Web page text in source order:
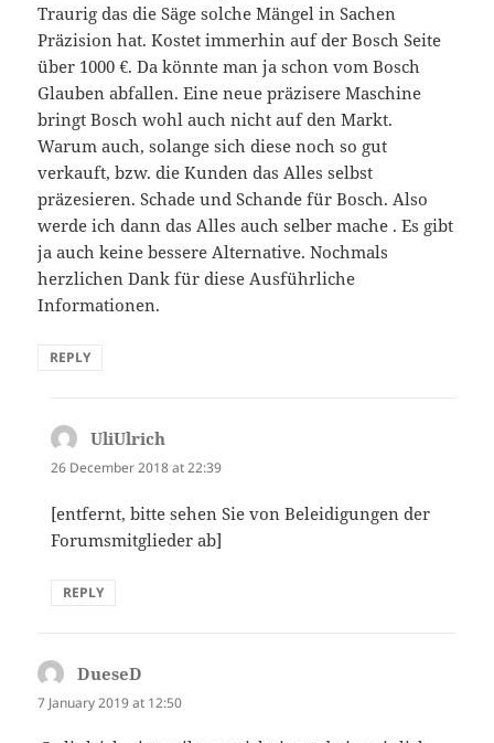
Traurig das die Säge solche Mängel in Sachen
Präzision hat. Kostet immerhin auf der Bosch Seite
über 1000 €. Da könnte man ja schon vom Bosch
Glauben abfallen. Eine neue präzisere Maschine
bringt Bosch wohl auch nicht auf den Markt.
Warum auch, solange sich diese noch so gut
verkauft, bzw. die Kunden das Alles selbst
präzesieren. Schade und Schande für Bosch. Also
werde ich dann das Alles auch selber mache . Es gibt
ja auch keine bessere Alternative. Nochmals
herzlichen Dank für diese Ausführliche
Informationen.
REPLY
UliUlrich
26 December 2018 at 22:39
[entfernt, bitte sehen Sie von Beleidigungen der
Forumsmitglieder ab]
REPLY
DueseD
7 January 2019 at 12:50